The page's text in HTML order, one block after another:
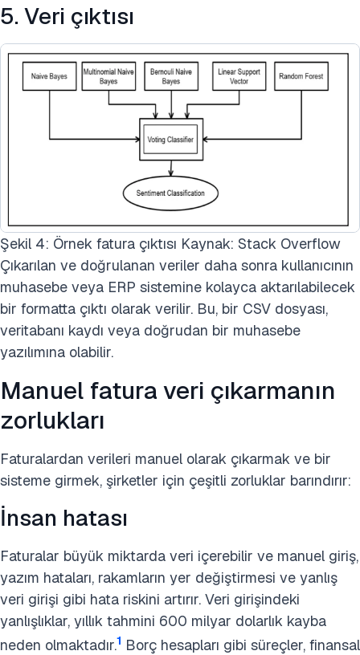
5. Veri çıktısı
Şekil 4: Örnek fatura çıktısı Kaynak: Stack Overflow
Çıkarılan ve doğrulanan veriler daha sonra kullanıcının
muhasebe veya ERP sistemine kolayca aktarılabilecek
bir formatta çıktı olarak verilir. Bu, bir CSV dosyası,
veritabanı kaydı veya doğrudan bir muhasebe
yazılımına olabilir.
Manuel fatura veri çıkarmanın
zorlukları
Faturalardan verileri manuel olarak çıkarmak ve bir
sisteme girmek, şirketler için çeşitli zorluklar barındırır:
İnsan hatası
Faturalar büyük miktarda veri içerebilir ve manuel giriş,
yazım hataları, rakamların yer değiştirmesi ve yanlış
veri girişi gibi hata riskini artırır. Veri girişindeki
yanlışlıklar, yıllık tahmini 600 milyar dolarlık kayba
neden olmaktadır.1 Borç hesapları gibi süreçler, finansal